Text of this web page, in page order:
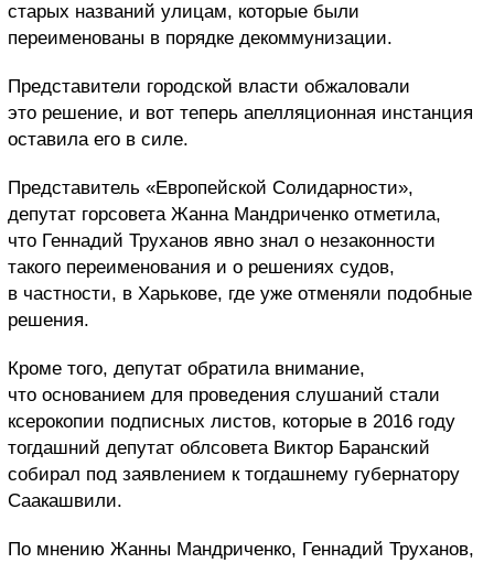
старых названий улицам, которые были
переименованы в порядке декоммунизации.
Представители городской власти обжаловали
это решение, и вот теперь апелляционная инстанция
оставила его в силе.
Представитель «Европейской Солидарности»,
депутат горсовета Жанна Мандриченко отметила,
что Геннадий Труханов явно знал о незаконности
такого переименования и о решениях судов,
в частности, в Харькове, где уже отменяли подобные
решения.
Кроме того, депутат обратила внимание,
что основанием для проведения слушаний стали
ксерокопии подписных листов, которые в 2016 году
тогдашний депутат облсовета Виктор Баранский
собирал под заявлением к тогдашнему губернатору
Саакашвили.
По мнению Жанны Мандриченко, Геннадий Труханов,